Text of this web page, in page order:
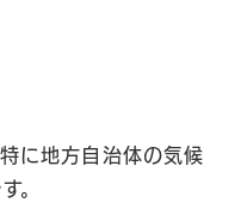
に地方自治体の気候
。